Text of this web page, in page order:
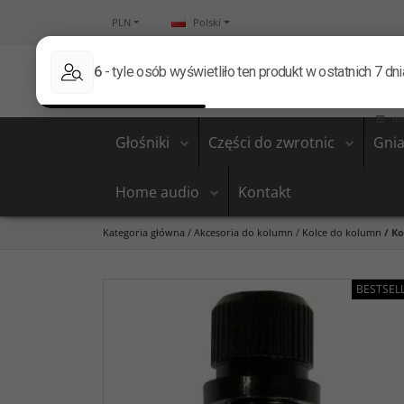
PLN Polski
Głośniki Części do zwrotnic
Home audio Kontakt
Kategoria główna / Akcesoria do kolumn / Kolce do kolumn /